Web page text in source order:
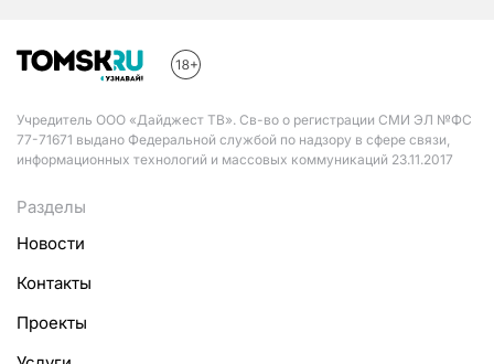
Учредитель ООО «Дайджест ТВ». Св-во о регистрации СМИ ЭЛ №ФС
77-71671 выдано Федеральной службой по надзору в сфере связи,
информационных технологий и массовых коммуникаций 23.11.2017
Разделы
Новости
Контакты
Проекты